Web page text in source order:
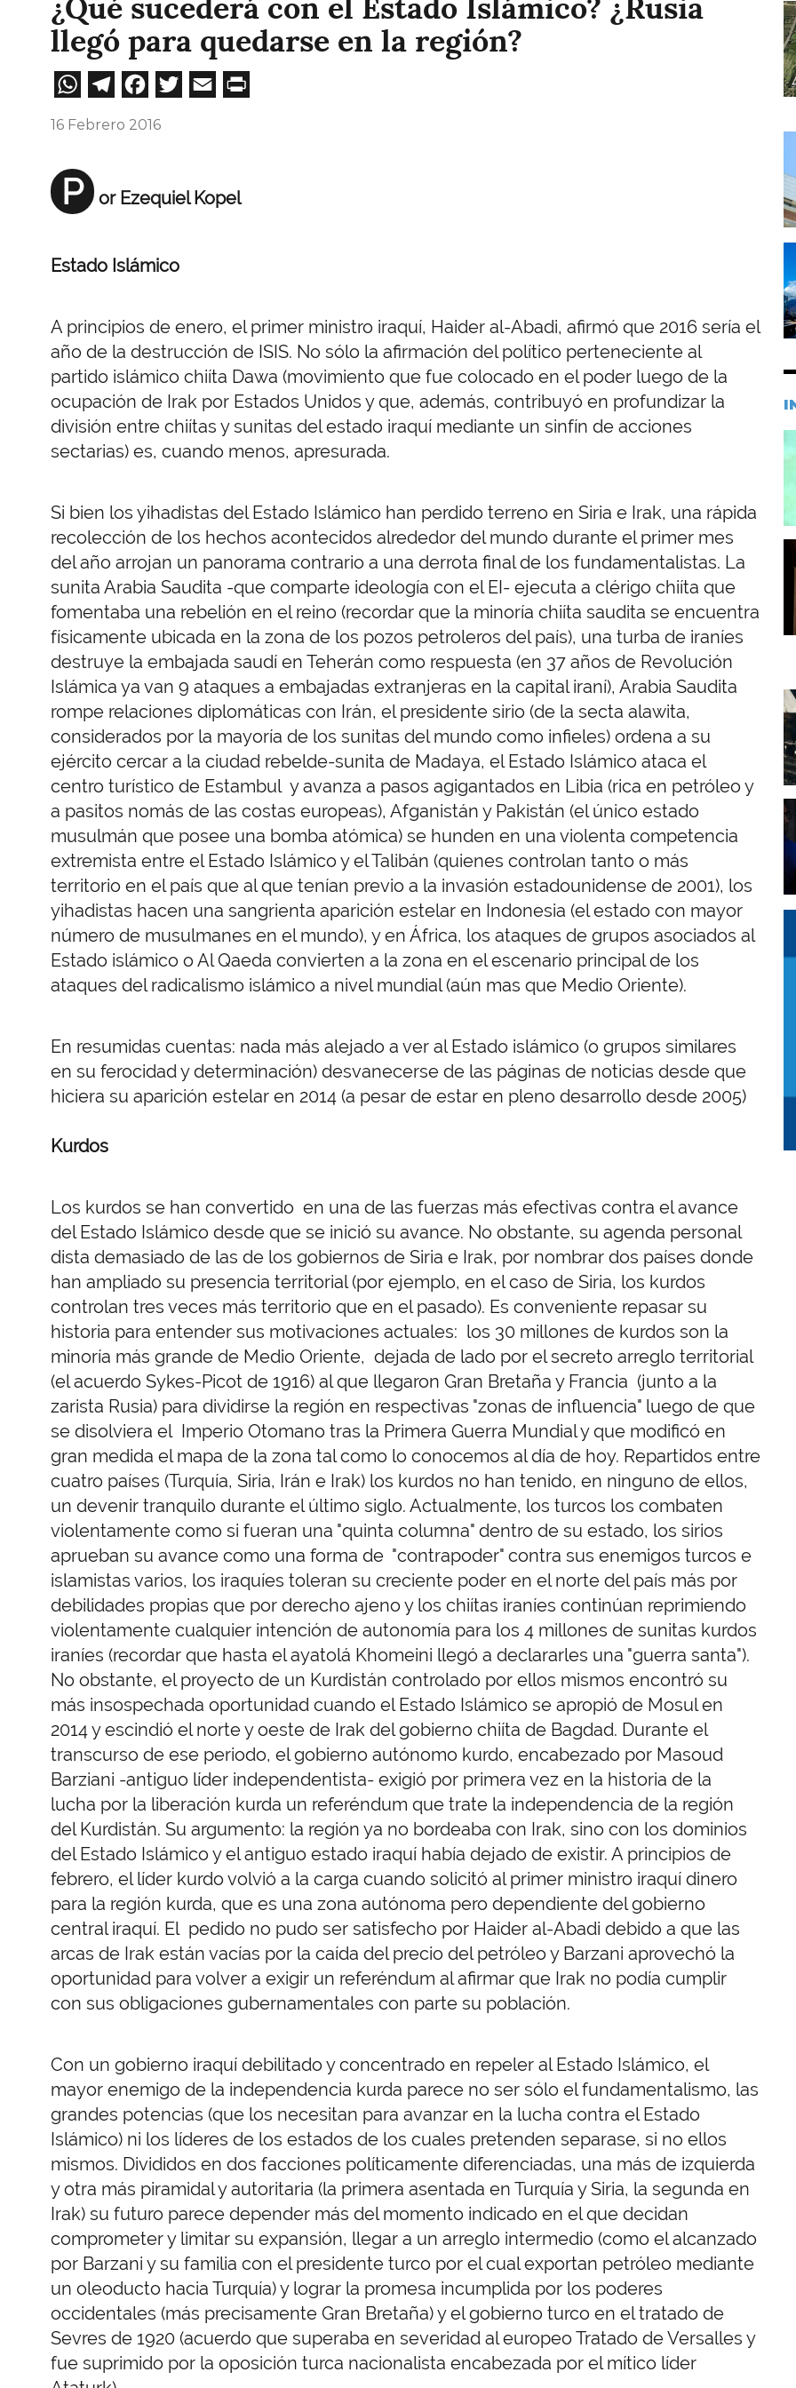
¿Qué sucederá con el Estado Islámico? ¿Rusia
llegó para quedarse en la región?
WhatsApp
Telegram
Facebook
Twitter
Email
16 Febrero 2016
P or Ezequiel Kopel
Estado Islámico
A principios de enero, el primer ministro iraquí, Haider al-Abadi, afirmó que 2016 sería el
año de la destrucción de ISIS. No sólo la afirmación del político perteneciente al
partido islámico chiíta Dawa (movimiento que fue colocado en el poder luego de la
ocupación de Irak por Estados Unidos y que, además, contribuyó en profundizar la
división entre chiítas y sunitas del estado iraquí mediante un sinfín de acciones
sectarias) es, cuando menos, apresurada.
Si bien los yihadistas del Estado Islámico han perdido terreno en Siria e Irak, una rápida
recolección de los hechos acontecidos alrededor del mundo durante el primer mes
del año arrojan un panorama contrario a una derrota final de los fundamentalistas. La
sunita Arabia Saudita -que comparte ideología con el EI- ejecuta a clérigo chiíta que
fomentaba una rebelión en el reino (recordar que la minoría chiíta saudita se encuentra
físicamente ubicada en la zona de los pozos petroleros del país), una turba de iraníes
destruye la embajada saudí en Teherán como respuesta (en 37 años de Revolución
Islámica ya van 9 ataques a embajadas extranjeras en la capital iraní), Arabia Saudita
rompe relaciones diplomáticas con Irán, el presidente sirio (de la secta alawita,
considerados por la mayoría de los sunitas del mundo como infieles) ordena a su
ejército cercar a la ciudad rebelde-sunita de Madaya, el Estado Islámico ataca el
centro turístico de Estambul y avanza a pasos agigantados en Libia (rica en petróleo y
a pasitos nomás de las costas europeas), Afganistán y Pakistán (el único estado
musulmán que posee una bomba atómica) se hunden en una violenta competencia
extremista entre el Estado Islámico y el Talibán (quienes controlan tanto o más
territorio en el país que al que tenían previo a la invasión estadounidense de 2001), los
yihadistas hacen una sangrienta aparición estelar en Indonesia (el estado con mayor
número de musulmanes en el mundo), y en África, los ataques de grupos asociados al
Estado islámico o Al Qaeda convierten a la zona en el escenario principal de los
ataques del radicalismo islámico a nivel mundial (aún mas que Medio Oriente).
En resumidas cuentas: nada más alejado a ver al Estado islámico (o grupos similares
en su ferocidad y determinación) desvanecerse de las páginas de noticias desde que
hiciera su aparición estelar en 2014 (a pesar de estar en pleno desarrollo desde 2005)
Kurdos
Los kurdos se han convertido en una de las fuerzas más efectivas contra el avance
del Estado Islámico desde que se inició su avance. No obstante, su agenda personal
dista demasiado de las de los gobiernos de Siria e Irak, por nombrar dos países donde
han ampliado su presencia territorial (por ejemplo, en el caso de Siria, los kurdos
controlan tres veces más territorio que en el pasado). Es conveniente repasar su
historia para entender sus motivaciones actuales: los 30 millones de kurdos son la
minoría más grande de Medio Oriente, dejada de lado por el secreto arreglo territorial
(el acuerdo Sykes-Picot de 1916) al que llegaron Gran Bretaña y Francia (junto a la
zarista Rusia) para dividirse la región en respectivas "zonas de influencia" luego de que
se disolviera el Imperio Otomano tras la Primera Guerra Mundial y que modificó en
gran medida el mapa de la zona tal como lo conocemos al día de hoy. Repartidos entre
cuatro países (Turquía, Siria, Irán e Irak) los kurdos no han tenido, en ninguno de ellos,
un devenir tranquilo durante el último siglo. Actualmente, los turcos los combaten
violentamente como si fueran una "quinta columna" dentro de su estado, los sirios
aprueban su avance como una forma de "contrapoder" contra sus enemigos turcos e
islamistas varios, los iraquíes toleran su creciente poder en el norte del país más por
debilidades propias que por derecho ajeno y los chiítas iraníes continúan reprimiendo
violentamente cualquier intención de autonomía para los 4 millones de sunitas kurdos
iraníes (recordar que hasta el ayatolá Khomeini llegó a declararles una "guerra santa").
No obstante, el proyecto de un Kurdistán controlado por ellos mismos encontró su
más insospechada oportunidad cuando el Estado Islámico se apropió de Mosul en
2014 y escindió el norte y oeste de Irak del gobierno chiíta de Bagdad. Durante el
transcurso de ese periodo, el gobierno autónomo kurdo, encabezado por Masoud
Barziani -antiguo líder independentista- exigió por primera vez en la historia de la
lucha por la liberación kurda un referéndum que trate la independencia de la región
del Kurdistán. Su argumento: la región ya no bordeaba con Irak, sino con los dominios
del Estado Islámico y el antiguo estado iraquí había dejado de existir. A principios de
febrero, el líder kurdo volvió a la carga cuando solicitó al primer ministro iraquí dinero
para la región kurda, que es una zona autónoma pero dependiente del gobierno
central iraquí. El pedido no pudo ser satisfecho por Haider al-Abadi debido a que las
arcas de Irak están vacías por la caída del precio del petróleo y Barzani aprovechó la
oportunidad para volver a exigir un referéndum al afirmar que Irak no podía cumplir
con sus obligaciones gubernamentales con parte su población.
Con un gobierno iraquí debilitado y concentrado en repeler al Estado Islámico, el
mayor enemigo de la independencia kurda parece no ser sólo el fundamentalismo, las
grandes potencias (que los necesitan para avanzar en la lucha contra el Estado
Islámico) ni los líderes de los estados de los cuales pretenden separase, si no ellos
mismos. Divididos en dos facciones políticamente diferenciadas, una más de izquierda
y otra más piramidal y autoritaria (la primera asentada en Turquía y Siria, la segunda en
Irak) su futuro parece depender más del momento indicado en el que decidan
comprometer y limitar su expansión, llegar a un arreglo intermedio (como el alcanzado
por Barzani y su familia con el presidente turco por el cual exportan petróleo mediante
un oleoducto hacia Turquía) y lograr la promesa incumplida por los poderes
occidentales (más precisamente Gran Bretaña) y el gobierno turco en el tratado de
Sevres de 1920 (acuerdo que superaba en severidad al europeo Tratado de Versalles y
fue suprimido por la oposición turca nacionalista encabezada por el mítico líder